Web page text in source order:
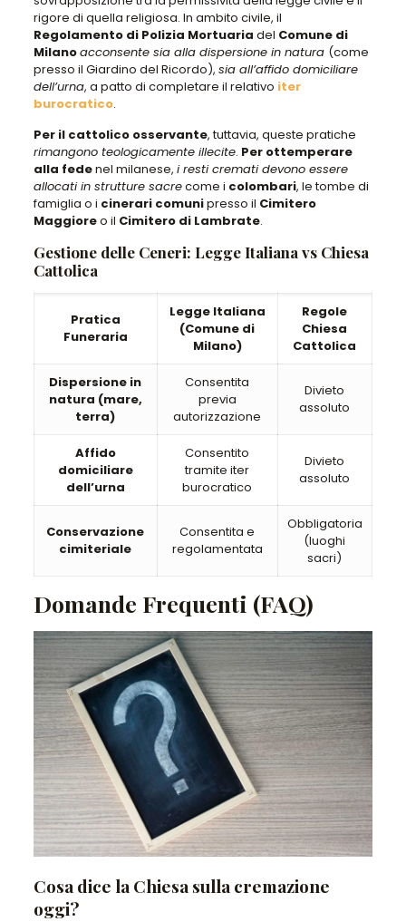
rigore di quella religiosa. In ambito civile, il
Regolamento di Polizia Mortuaria del Comune di
Milanoacconsente sia alla dispersione in natura (come
presso il Giardino del Ricordo), sia all’affido domiciliare
dell’urna, a patto di completare il relativo iter
burocratico.
Per il cattolico osservante, tuttavia, queste pratiche
rimangono teologicamente illecite. Per ottemperare
alla fedenel milanese, i resti cremati devono essere
allocati in strutture sacrecome i colombari, le tombe di
famiglia o i cinerari comunipresso il Cimitero
Maggioreo il Cimitero di Lambrate.
Gestione delle Ceneri: Legge Italiana vs Chiesa
Cattolica
Pratica
Funeraria
Legge Italiana
(Comune di
Milano)
Regole
Chiesa
Cattolica
Dispersione in
natura (mare,
terra)
Consentita
previa
autorizzazione
Divieto
assoluto
Affido
domiciliare
dell’urna
Consentito
tramite iter
burocratico
Divieto
assoluto
Conservazione
cimiteriale
Consentita e
regolamentata
Obbligatoria
(luoghi
sacri)
Domande Frequenti (FAQ)
Cosa dice la Chiesa sulla cremazione
oggi?